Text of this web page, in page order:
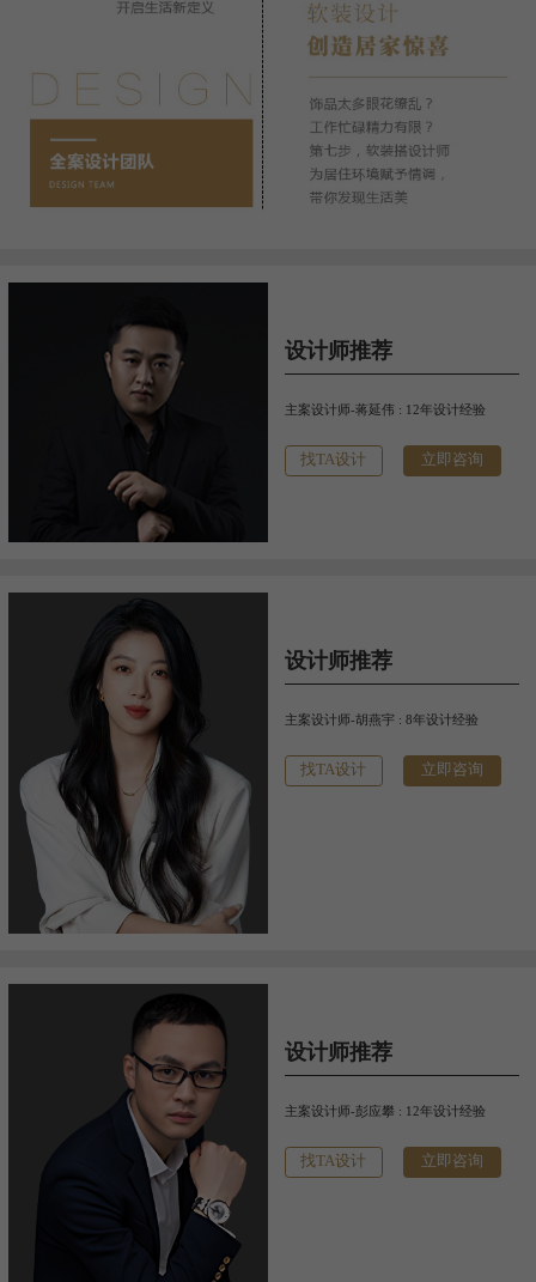
设计师推荐
主案设计师-蒋延伟 : 12年设计经验
找TA设计 立即咨询
设计师推荐
主案设计师-胡燕宇 : 8年设计经验
找TA设计 立即咨询
设计师推荐
主案设计师-彭应攀 : 12年设计经验
找TA设计 立即咨询